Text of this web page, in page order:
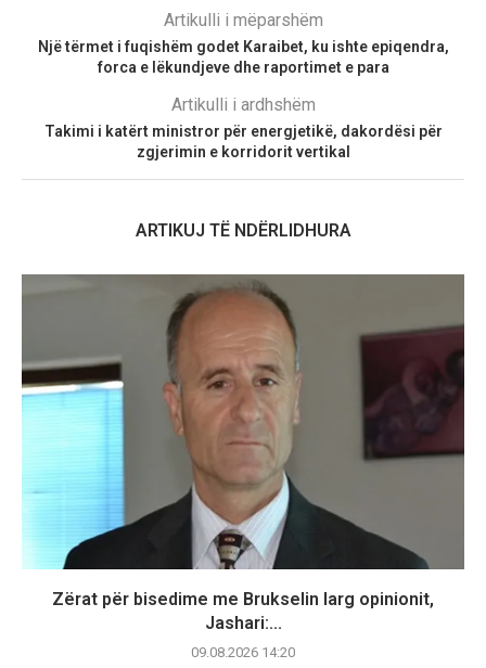
Artikulli i mëparshëm
Një tërmet i fuqishëm godet Karaibet, ku ishte epiqendra,
forca e lëkundjeve dhe raportimet e para
Artikulli i ardhshëm
Takimi i katërt ministror për energjetikë, dakordësi për
zgjerimin e korridorit vertikal
ARTIKUJ TË NDËRLIDHURA
Zërat për bisedime me Brukselin larg opinionit,
Jashari:...
09.08.2026 14:20